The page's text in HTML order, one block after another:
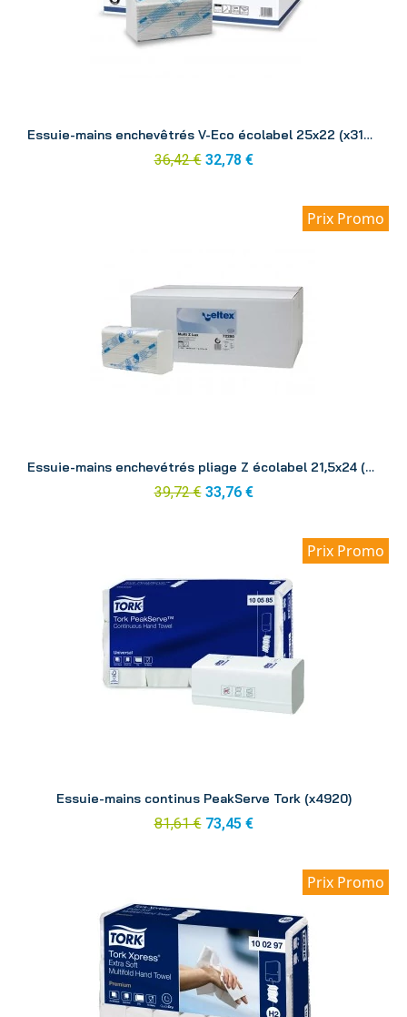
Essuie-mains enchevêtrés V-Eco écolabel 25x22 (x3150)
36,42 € 32,78 €
Prix Promo
Essuie-mains enchevétrés pliage Z écolabel 21,5x24 (x3125)
39,72 € 33,76 €
Prix Promo
Essuie-mains continus PeakServe Tork (x4920)
81,61 € 73,45 €
Prix Promo